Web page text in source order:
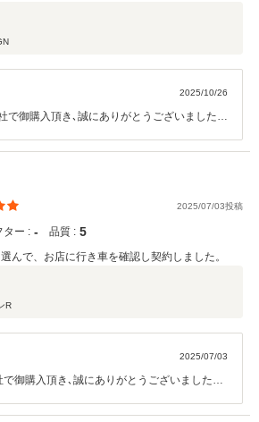
2025/10/26
御購入頂き､誠にありがとうございました。
軽に御相談下さい。今後とも､どうぞよろしく
2025/07/03投稿
ター : ‐ 品質 : 5
んで、お店に行き車を確認し契約しました。
R
2025/07/03
御購入頂き､誠にありがとうございました。
軽に御相談下さい。今後とも､どうぞよろしく